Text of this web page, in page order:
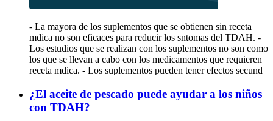
- La mayora de los suplementos que se obtienen sin receta
mdica no son eficaces para reducir los sntomas del TDAH. -
Los estudios que se realizan con los suplementos no son como
los que se llevan a cabo con los medicamentos que requieren
receta mdica. - Los suplementos pueden tener efectos secund
¿El aceite de pescado puede ayudar a los niños
con TDAH?